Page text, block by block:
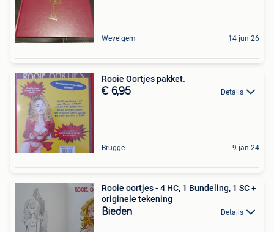
Wevelgem 14 jun 26
Rooie Oortjes pakket.
€ 6,95 Details
Brugge 9 jan 24
Rooie oortjes - 4 HC, 1 Bundeling, 1 SC +
originele tekening
Bieden Details